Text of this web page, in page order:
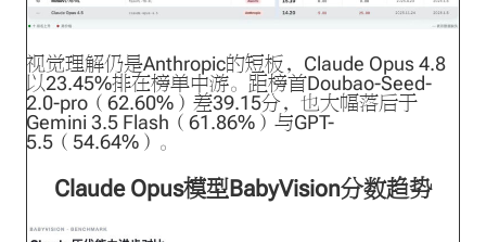
视觉理解仍是Anthropic的短板，Claude Opus 4.8
以23.45%排在榜单中游。距榜首Doubao-Seed-
2.0-pro（62.60%）差39.15分，也大幅落后于
Gemini 3.5 Flash（61.86%）与GPT-
5.5（54.64%）。
Claude Opus模型BabyVision分数趋势